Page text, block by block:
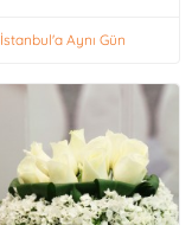
İstanbul'a Aynı Gün